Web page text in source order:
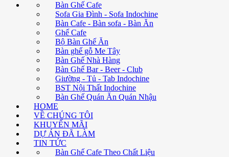
Bàn Ghế Cafe
Sofa Gia Đình - Sofa Indochine
Bàn Cafe - Bàn sofa - Bàn Ăn
Ghế Cafe
Bộ Bàn Ghế Ăn
Bàn ghế gỗ Me Tây
Bàn Ghế Nhà Hàng
Bàn Ghế Bar - Beer - Club
Giường - Tủ - Tab Indochine
BST Nội Thất Indochine
Bàn Ghế Quán Ăn Quán Nhậu
HOME
VỀ CHÚNG TÔI
KHUYẾN MÃI
DỰ ÁN ĐÃ LÀM
TIN TỨC
Bàn Ghế Cafe Theo Chất Liệu